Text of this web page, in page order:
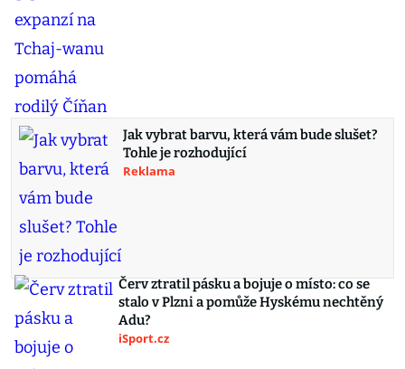
Jak vybrat barvu, která vám bude slušet?
Tohle je rozhodující
Reklama
Červ ztratil pásku a bojuje o místo: co se
stalo v Plzni a pomůže Hyskému nechtěný
Adu?
iSport.cz